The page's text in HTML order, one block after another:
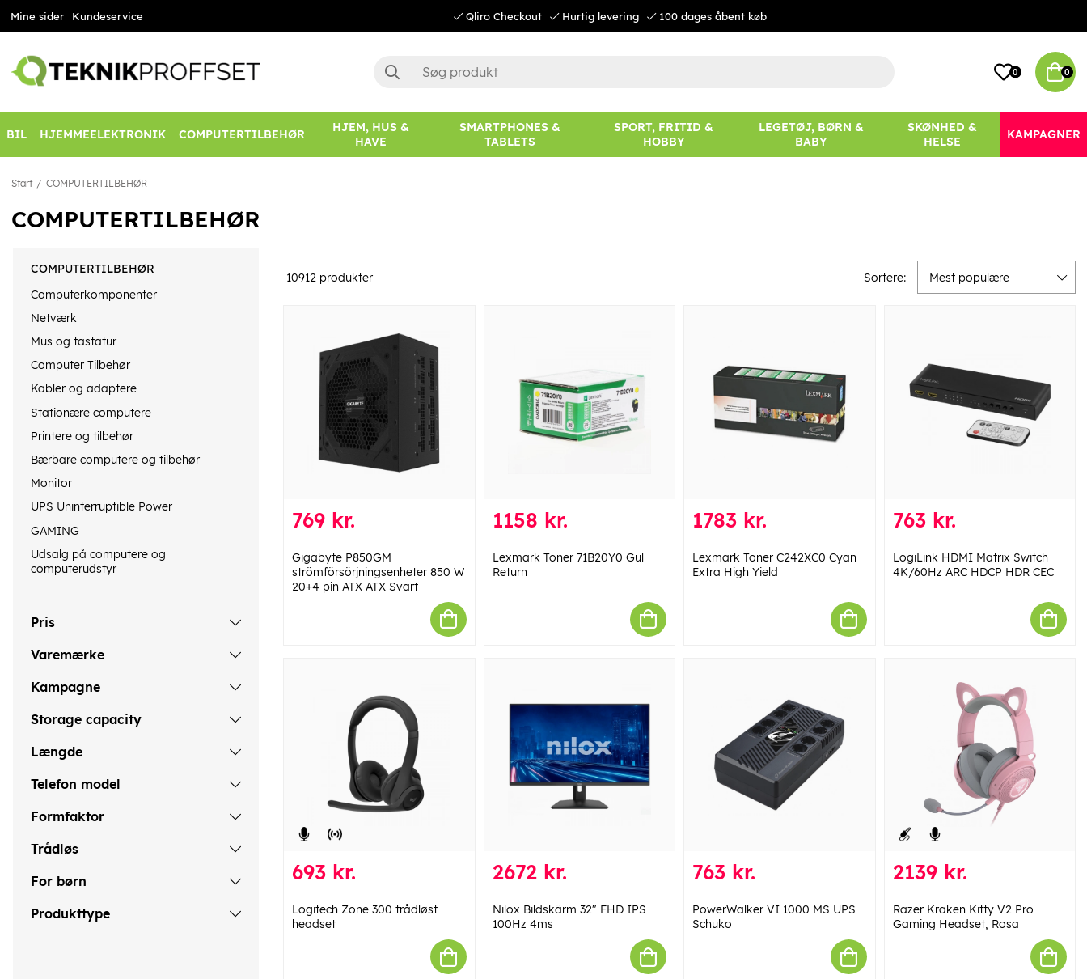
Mine sider Kundeservice Qliro Checkout Hurtig levering 100 dages åbent køb
0 0
BIL HJEMMEELEKTRONIK COMPUTERTILBEHØR
HJEM, HUS &
HAVE
SMARTPHONES &
TABLETS
SPORT, FRITID &
HOBBY
LEGETØJ, BØRN &
BABY
SKØNHED &
HELSE
KAMPAGNER
Start COMPUTERTILBEHØR
COMPUTERTILBEHØR
COMPUTERTILBEHØR
Computerkomponenter
Netværk
Mus og tastatur
Computer Tilbehør
Kabler og adaptere
Stationære computere
Printere og tilbehør
Bærbare computere og tilbehør
Monitor
UPS Uninterruptible Power
GAMING
Udsalg på computere og
computerudstyr
Pris
Varemærke
Kampagne
Storage capacity
Længde
Telefon model
Formfaktor
Trådløs
For børn
Produkttype
10912 produkter Sortere: Mest populære
769 kr.
Gigabyte P850GM
strömförsörjningsenheter 850 W
20+4 pin ATX ATX Svart
1158 kr.
Lexmark Toner 71B20Y0 Gul
Return
1783 kr.
Lexmark Toner C242XC0 Cyan
Extra High Yield
763 kr.
LogiLink HDMI Matrix Switch
4K/60Hz ARC HDCP HDR CEC
693 kr.
Logitech Zone 300 trådløst
headset
2672 kr.
Nilox Bildskärm 32" FHD IPS
100Hz 4ms
763 kr.
PowerWalker VI 1000 MS UPS
Schuko
2139 kr.
Razer Kraken Kitty V2 Pro
Gaming Headset, Rosa